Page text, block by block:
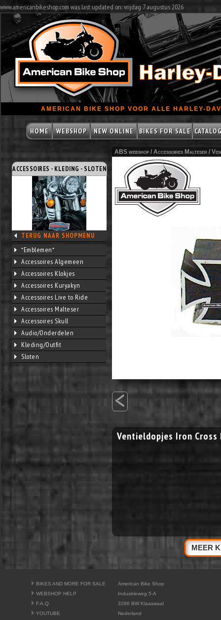
www.americanbikeshop.com was last updated on: vrijdag 7 augustus 2026
AMERICAN BIKE SHOP VOOR ALLE HARLEY-
HOME WEBSHOP NEW ONLINE BIKES FOR SALE
ACCESSOIRES - KLEDING - SLOTEN
TERUG NAAR SHOPMENU
*Emblemen*
Accessoires Algemeen
Accessoires Klokjes
Accessoires Kuryakyn
Accessoires Live to Ride
Accessoires Malteser
Accessoires Skull
Audio/Onderdelen
Kleding/Outfit
Sloten
ABS webshop / Accessoires Malteser /
<
Ventieldopjes Iron Cross
MEER
BIKES AND MORE FOR SALE
WEBSHOP HELP
F.A.Q.
YOUTUBE
American Bike Shop
Industrieweg 5-A
3286 BW Klaaswaal
Nederland